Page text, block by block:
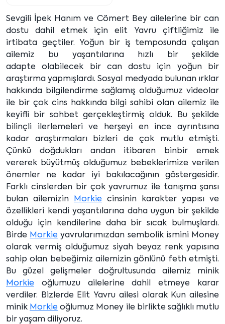
Sevgili İpek Hanım ve Cömert Bey ailelerine bir can
dostu dahil etmek için elit Yavru çiftliğimiz ile
irtibata geçtiler. Yoğun bir iş temposunda çalışan
ailemiz bu yaşantılarına hızlı bir şekilde
adapte olabilecek bir can dostu için yoğun bir
araştırma yapmışlardı. Sosyal medyada bulunan ırklar
hakkında bilgilendirme sağlamış olduğumuz videolar
ile bir çok cins hakkında bilgi sahibi olan ailemiz ile
keyifli bir sohbet gerçekleştirmiş olduk. Bu şekilde
bilinçli ilerlemeleri ve herşeyi en ince ayrıntısına
kadar araştırmaları bizleri de çok mutlu etmişti.
Çünkü doğdukları andan itibaren binbir emek
vererek büyütmüş olduğumuz bebeklerimize verilen
önemler ne kadar iyi bakılacağının göstergesidir.
Farklı cinslerden bir çok yavrumuz ile tanışma şansı
bulan ailemizin
Morkie cinsinin karakter yapısı ve
özellikleri kendi yaşantılarına daha uygun bir şekilde
olduğu için kendilerine daha bir sıcak bulmuşlardı.
Birde Morkie yavrularımızdan sembolik ismini Money
olarak vermiş olduğumuz siyah beyaz renk yapısına
sahip olan bebeğimiz ailemizin gönlünü feth etmişti.
Bu güzel gelişmeler doğrultusunda ailemiz minik
Morkie oğlumuzu ailelerine dahil etmeye karar
verdiler. Bizlerde Elit Yavru ailesi olarak Kun ailesine
minik Morkie oğlumuz Money ile birlikte sağlıklı mutlu
bir yaşam diliyoruz.